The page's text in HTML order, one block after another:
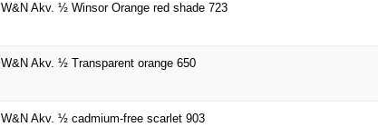
W&N Akv. ½ Winsor Orange red shade 723
W&N Akv. ½ Transparent orange 650
W&N Akv. ½ cadmium-free scarlet 903